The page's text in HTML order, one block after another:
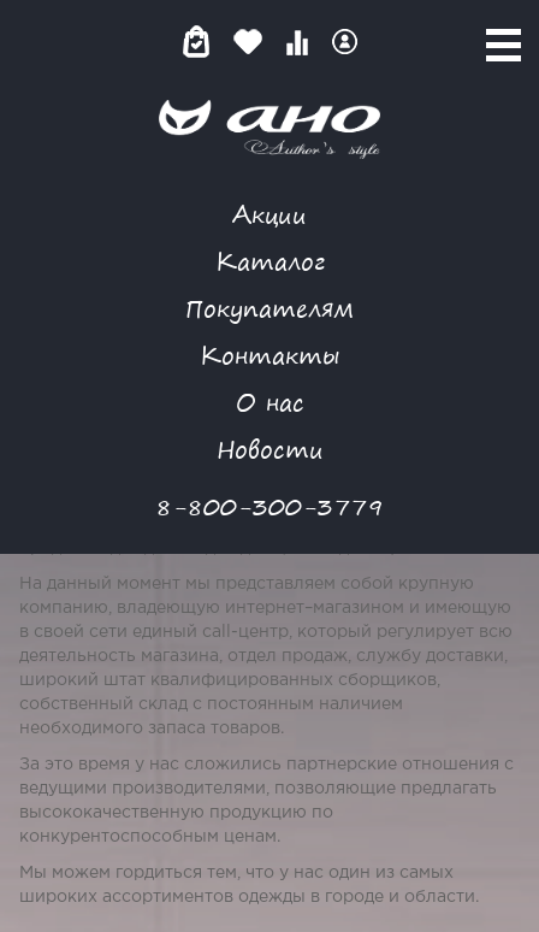
Акции
Каталог
Покупателям
Контакты
О нас
Новости
8-800-300-3779
О МАГАЗИНЕ
Мы рады приветствовать вас на сайте нашей компании.
Наша компания была основана в 1993 году, а наш
осуществляющих on-line продажу одежды в регионе.
На данный момент мы представляем собой крупную
компанию, владеющую интернет–магазином и имеющую
в своей сети единый call-центр, который регулирует всю
деятельность магазина, отдел продаж, службу доставки,
широкий штат квалифицированных сборщиков,
собственный склад c постоянным наличием
необходимого запаса товаров.
За это время у нас сложились партнерские отношения с
ведущими производителями, позволяющие предлагать
высококачественную продукцию по
конкурентоспособным ценам.
Мы можем гордиться тем, что у нас один из самых
широких ассортиментов одежды в городе и области.